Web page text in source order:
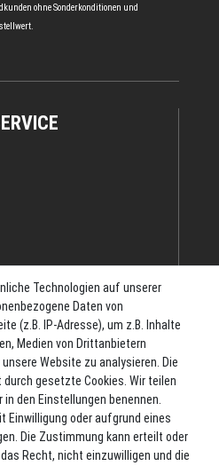
ohne Sonderkonditionen und
Technologien auf unserer
Daten von
(z.B. IP-Adresse), um z.B. Inhalte
Medien von Drittanbietern
Website zu analysieren. Die
gesetzte Cookies. Wir teilen
den Einstellungen benennen.
Einwilligung oder aufgrund eines
Die Zustimmung kann erteilt oder
Recht, nicht einzuwilligen und die